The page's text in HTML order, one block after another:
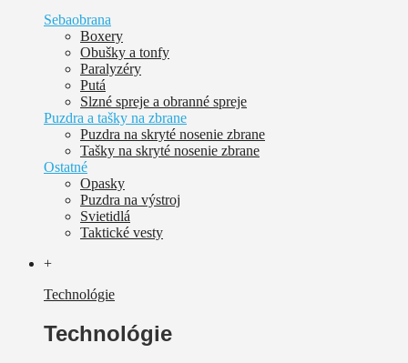
Sebaobrana
Boxery
Obušky a tonfy
Paralyzéry
Putá
Slzné spreje a obranné spreje
Puzdra a tašky na zbrane
Puzdra na skryté nosenie zbrane
Tašky na skryté nosenie zbrane
Ostatné
Opasky
Puzdra na výstroj
Svietidlá
Taktické vesty
+
Technológie
Technológie